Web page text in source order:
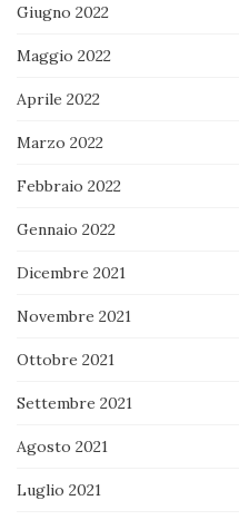
Giugno 2022
Maggio 2022
Aprile 2022
Marzo 2022
Febbraio 2022
Gennaio 2022
Dicembre 2021
Novembre 2021
Ottobre 2021
Settembre 2021
Agosto 2021
Luglio 2021